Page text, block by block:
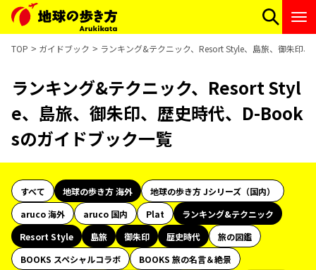
TOP ガイドブック ランキング&テクニック、Resort Style、島旅、御朱印
ランキング&テクニック、Resort Styl
e、島旅、御朱印、歴史時代、D-Book
sのガイドブック一覧
すべて 地球の歩き方 海外
地球の歩き方 Jシリーズ（国内）
aruco 海外
aruco 国内 Plat
ランキング&テクニック
Resort Style
島旅 御朱印 歴史時代
旅の図鑑
BOOKS スペシャルコラボ
BOOKS 旅の名言＆絶景